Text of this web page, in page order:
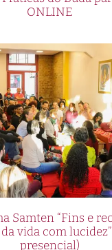
ONLINE
Samten “Fins e
vida com
presencial)